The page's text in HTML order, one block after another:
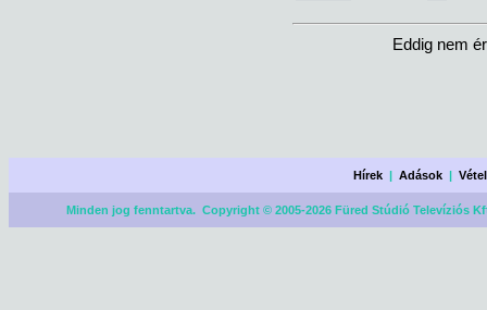
Eddig nem
Hírek |Adások |
Minden jog fenntartva. Copyright © 2005-2026 Füred Stúdió Televíziós